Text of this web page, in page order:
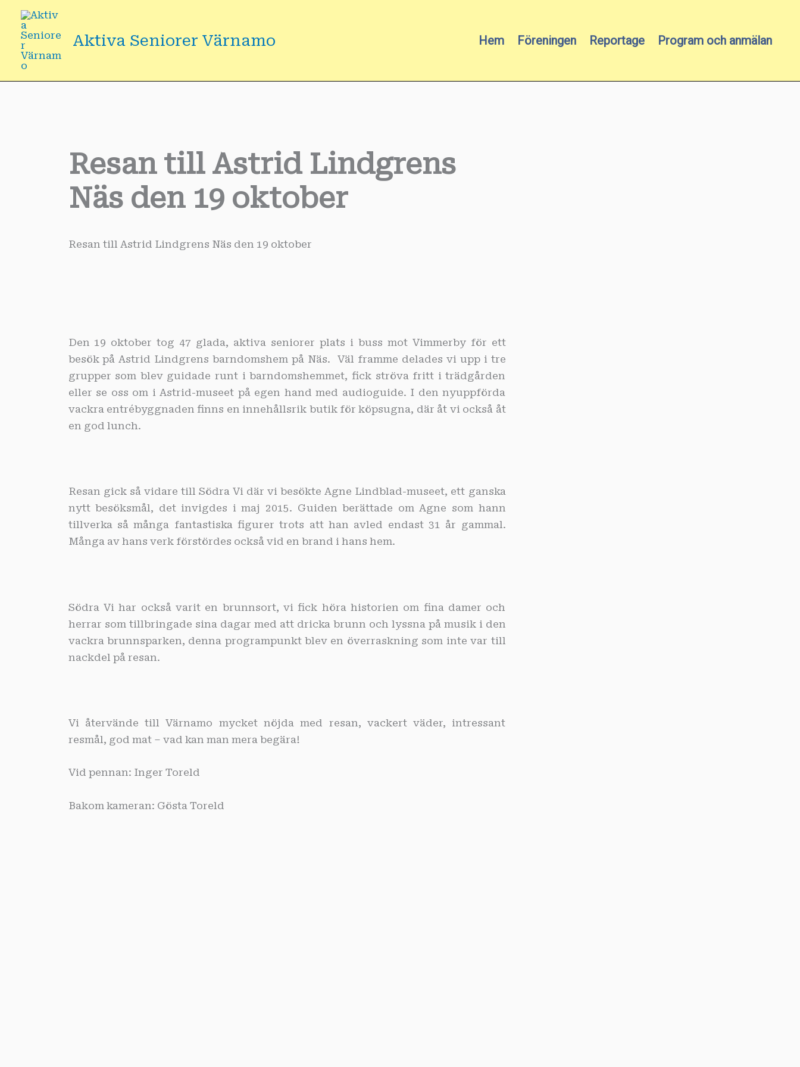
Hoppa
innehåll
Aktiva Seniorer Värnamo Hem Föreningen Reportage Program och anmälan
Resan till Astrid Lindgrens
Näs den 19 oktober
Resan till Astrid Lindgrens Näs den 19 oktober
Den 19 oktober tog 47 glada, aktiva seniorer plats i buss mot Vimmerby för ett
besök på Astrid Lindgrens barndomshem på Näs. Väl framme delades vi upp i tre
grupper som blev guidade runt i barndomshemmet, fick ströva fritt i trädgården
eller se oss om i Astrid-museet på egen hand med audioguide. I den nyuppförda
vackra entrébyggnaden finns en innehållsrik butik för köpsugna, där åt vi också åt
en god lunch.
Resan gick så vidare till Södra Vi där vi besökte Agne Lindblad-museet, ett ganska
nytt besöksmål, det invigdes i maj 2015. Guiden berättade om Agne som hann
tillverka så många fantastiska figurer trots att han avled endast 31 år gammal.
Många av hans verk förstördes också vid en brand i hans hem.
Södra Vi har också varit en brunnsort, vi fick höra historien om fina damer och
herrar som tillbringade sina dagar med att dricka brunn och lyssna på musik i den
vackra brunnsparken, denna programpunkt blev en överraskning som inte var till
nackdel på resan.
Vi återvände till Värnamo mycket nöjda med resan, vackert väder, intressant
resmål, god mat – vad kan man mera begära!
Vid pennan: Inger Toreld
Bakom kameran: Gösta Toreld